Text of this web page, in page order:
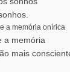
a memória onírica
a memória
mais